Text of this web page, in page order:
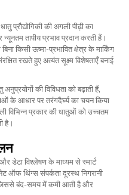
प्रौद्योगिकी की अगली पीढ़ी का
तापीय प्रभाव प्रदान करती हैं।
किसी ऊष्मा-प्रभावित क्षेत्र के मार्किंग
रखते हुए अत्यंत सूक्ष्म विशेषताएँ बनाई
की विविधता को बढ़ाती हैं,
के आधार पर तरंगदैर्घ्य का चयन किया
विभिन्न प्रकार की धातुओं को उच्चतम
है।
डेटा विश्लेषण के माध्यम से स्मार्ट
ऑफ थिंग्स संपर्कता दूरस्थ निगरानी
जिससे बंद-समय में कमी आती है और